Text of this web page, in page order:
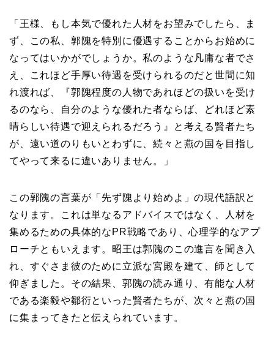
「王様、もし本気で優れた人材をお望みでしたら、ま
ず、この私、郭隗を特別に優遇することからお始めに
なってはいかがでしょうか。私のような凡庸な者でさ
え、これほど手厚い待遇を受けられるのだと世間に知
れ渡れば、『郭隗程度の人物であれほどの扱いを受け
るのなら、自分のような優れた者ならば、どれほど素
晴らしい待遇で迎えられるだろう』と考える賢者たち
が、遠い道のりもいとわずに、続々と燕の国を目指し
てやって来るに違いありません。」
この郭隗の言葉が「先ず隗より始めよ」の現代語訳と
なります。これは単なるアドバイスではなく、人材を
集めるための具体的なPR戦略であり、心理学的なアプ
ローチともいえます。昭王は郭隗のこの進言を聞き入
れ、すぐさま彼のために立派な宮殿を建て、師として
仰ぎました。その結果、郭隗の読み通り、有能な人材
である楽毅や鄒衍といった賢者たちが、次々と燕の国
に集まってきたと伝えられています。